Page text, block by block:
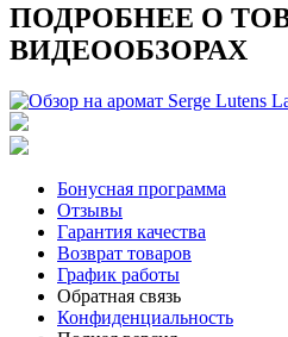
ПОДРОБНЕЕ О
ВИДЕООБЗОРАХ
Бонусная программа
Отзывы
Гарантия качества
Возврат товаров
График работы
Обратная связь
Конфиденциальность